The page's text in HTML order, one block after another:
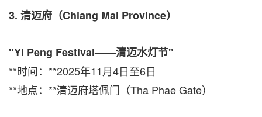
3. 清迈府（Chiang Mai Province）
"Yi Peng Festival——清迈水灯节"
**时间：**2025年11月4日至6日
**地点：**清迈府塔佩门（Tha Phae Gate）